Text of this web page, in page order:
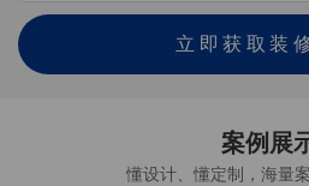
立即获取装
案例展
懂设计、懂定制，海量